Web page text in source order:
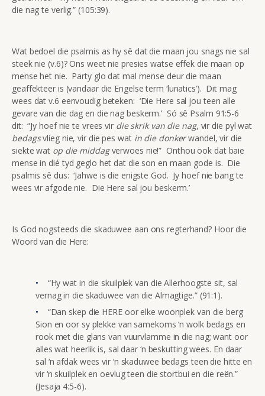
die nag te verlig.” (105:39).
Wat bedoel die psalmis as hy sê dat die maan jou snags nie sal
steek nie (v.6)? Ons weet nie presies watse effek die maan op
mense het nie. Party glo dat mal mense deur die maan
geaffekteer is (vandaar die Engelse term ‘lunatics’). Dit mag
wees dat v.6 eenvoudig beteken: ‘Die Here sal jou teen alle
gevare van die dag en die nag beskerm.’ Só sê Psalm 91:5-6
dit: “Jy hoef nie te vrees vir die skrik van die nag, vir die pyl wat
bedagsvlieg nie, vir die pes wat in die donkerwandel, vir die
siekte wat op die middagverwoes nie!” Onthou ook dat baie
mense in dié tyd geglo het dat die son en maan gode is. Die
psalmis sê dus: ‘Jahwe is die enigste God. Jy hoef nie bang te
wees vir afgode nie. Die Here sal jou beskerm.’
Is God nogsteeds die skaduwee aan ons regterhand? Hoor die
Woord van die Here:
“Hy wat in die skuilplek van die Allerhoogste sit, sal
vernag in die skaduwee van die Almagtige.” (91:1).
“Dan skep die HERE oor elke woonplek van die berg
Sion en oor sy plekke van samekoms ‘n wolk bedags en
rook met die glans van vuurvlamme in die nag; want oor
alles wat heerlik is, sal daar ‘n beskutting wees. En daar
sal ‘n afdak wees vir ‘n skaduwee bedags teen die hitte en
vir ‘n skuilplek en oevlug teen die stortbui en die reën.”
(Jesaja 4:5-6).